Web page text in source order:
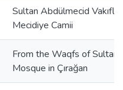
Sultan Abdülmecid
Mecidiye Camii
From the Waqfs of Sultan
Mosque in Çırağan